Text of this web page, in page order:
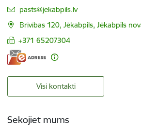
E-pasts:
pasts@jekabpils.lv
Brīvības 120, Jēkabpils, Jēkabpils
+371 65207304
Visi kontakti
Sekojiet mums